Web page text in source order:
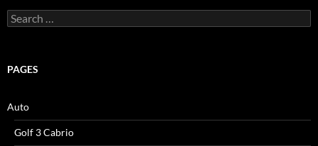
Search
for:
PAGES
Auto
Golf 3 Cabrio